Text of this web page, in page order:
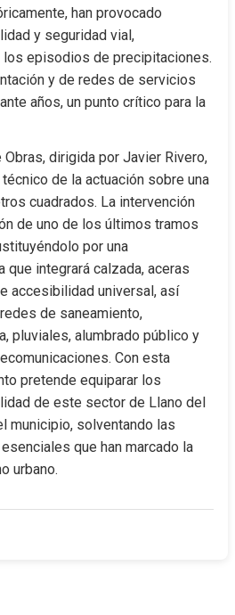
han provocado
y seguridad vial,
episodios de precipitaciones.
y de redes de servicios
años, un punto crítico para la
dirigida por Javier Rivero,
de la actuación sobre una
cuadrados. La intervención
de uno de los últimos tramos
por una
que integrará calzada, aceras
accesibilidad universal, así
de saneamiento,
pluviales, alumbrado público y
Con esta
pretende equiparar los
de este sector de Llano del
municipio, solventando las
que han marcado la
urbano.